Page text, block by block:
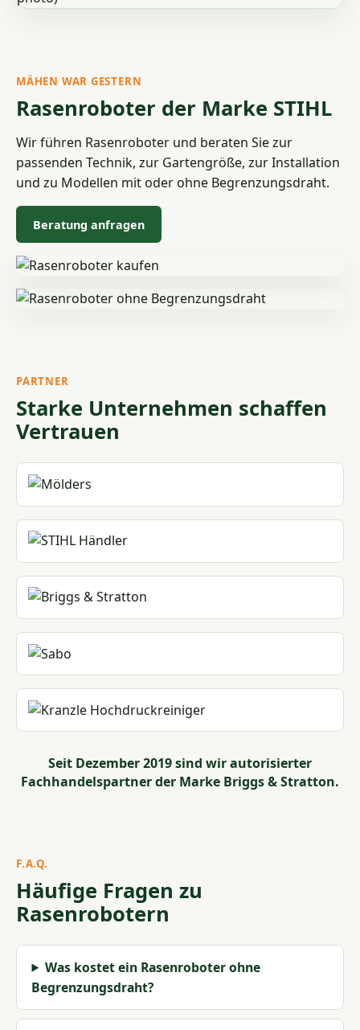
MÄHEN WAR GESTERN
Rasenroboter der Marke STIHL
Wir führen Rasenroboter und beraten Sie zur
passenden Technik, zur Gartengröße, zur Installation
und zu Modellen mit oder ohne Begrenzungsdraht.
Beratung anfragen
PARTNER
Starke Unternehmen schaffen
Vertrauen
Seit Dezember 2019 sind wir autorisierter
Fachhandelspartner der Marke Briggs & Stratton.
F.A.Q.
Häufige Fragen zu
Rasenrobotern
Was kostet ein Rasenroboter ohne
Begrenzungsdraht?